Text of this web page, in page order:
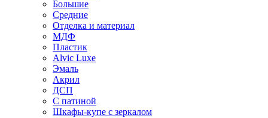
Большие
Средние
Отделка и материал
МДФ
Пластик
Alvic Luxe
Эмаль
Акрил
ДСП
С патиной
Шкафы-купе с зеркалом